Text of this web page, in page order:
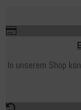
In unserem Shop